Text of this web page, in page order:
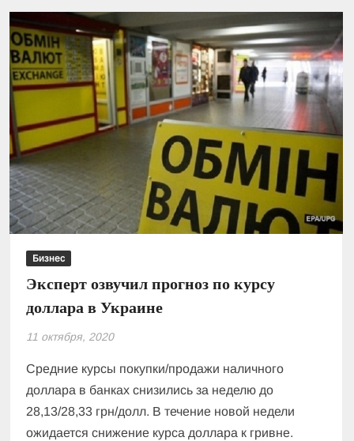
Кабмине
сделали
прогноз
по
курсу
гривны
Бизнес
Эксперт озвучил прогноз по курсу
доллара в Украине
11 октября, 2020
Средние курсы покупки/продажи наличного
доллара в банках снизились за неделю до
28,13/28,33 грн/долл. В течение новой недели
ожидается снижение курса доллара к гривне.